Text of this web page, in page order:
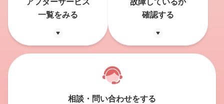
アフターサービス
一覧をみる
故障しているか
確認する
相談・問い合わせをする